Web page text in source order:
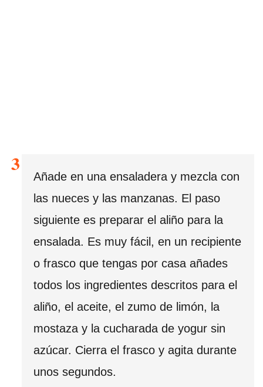
Añade en una ensaladera y mezcla con
las nueces y las manzanas. El paso
siguiente es preparar el aliño para la
ensalada. Es muy fácil, en un recipiente
o frasco que tengas por casa añades
todos los ingredientes descritos para el
aliño, el aceite, el zumo de limón, la
mostaza y la cucharada de yogur sin
azúcar. Cierra el frasco y agita durante
unos segundos.